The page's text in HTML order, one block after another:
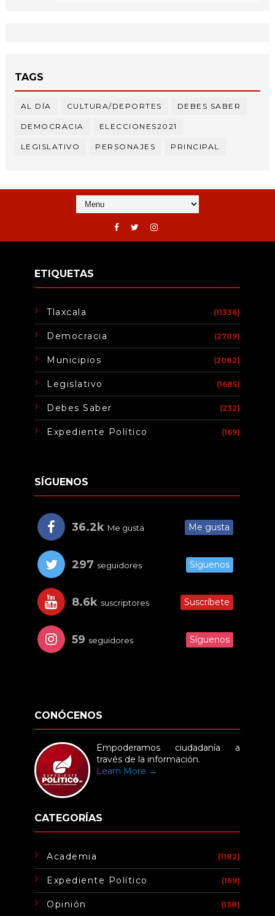
TAGS
AL DÍA CULTURA/DEPORTES DEBES SABER
DEMOCRACIA ELECCIONES2021
LEGISLATIVO PERSONAJES PRINCIPAL
ETIQUETAS
Tlaxcala (11336)
Democracia (2709)
Municipios (2082)
Legislativo (1685)
Debes Saber (232)
Expediente Político (169)
SÍGUENOS
36.2k Me gusta Me gusta
297 seguidores Síguenos
8.6k suscriptores Suscríbete
59 seguidores Síguenos
CONÓCENOS
Empoderamos ciudadanía a
través de la información.
Learn More →
CATEGORÍAS
Academia (1182)
Expediente Político (169)
Opinión (138)